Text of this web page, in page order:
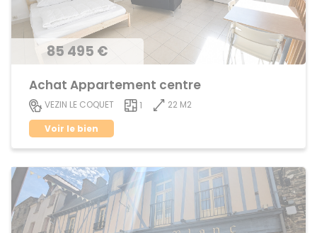
85 495 €
Achat Appartement centre
VEZIN LE COQUET 1
22 M2
Voir le bien